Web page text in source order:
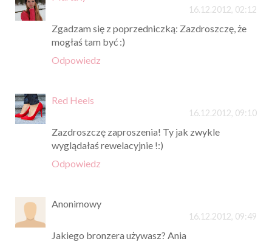
16.12.2012, 02:12
Zgadzam się z poprzedniczką: Zazdroszczę, że
mogłaś tam być :)
Odpowiedz
Red Heels
16.12.2012, 09:10
Zazdroszczę zaproszenia! Ty jak zwykle
wyglądałaś rewelacyjnie !:)
Odpowiedz
Anonimowy
16.12.2012, 09:49
Jakiego bronzera używasz? Ania